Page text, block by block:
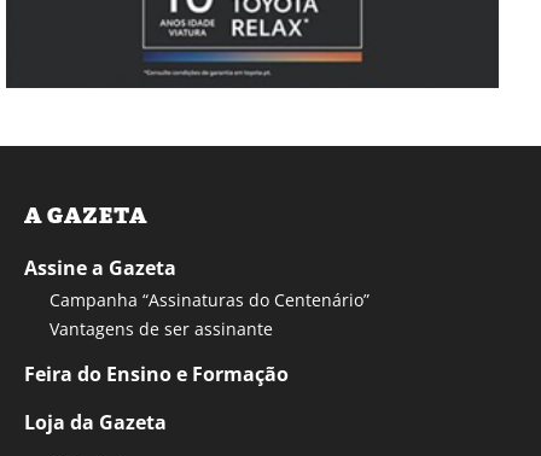
A GAZETA
Assine a Gazeta
Campanha “Assinaturas do Centenário”
Vantagens de ser assinante
Feira do Ensino e Formação
Loja da Gazeta